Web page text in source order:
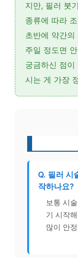
지만, 필러 붓
종류에 따라
초반에 약간
주일 정도면
궁금하신 점
시는 게 가장
Q. 필러 시
작하나요?
보통 시
기 시작
많이 안